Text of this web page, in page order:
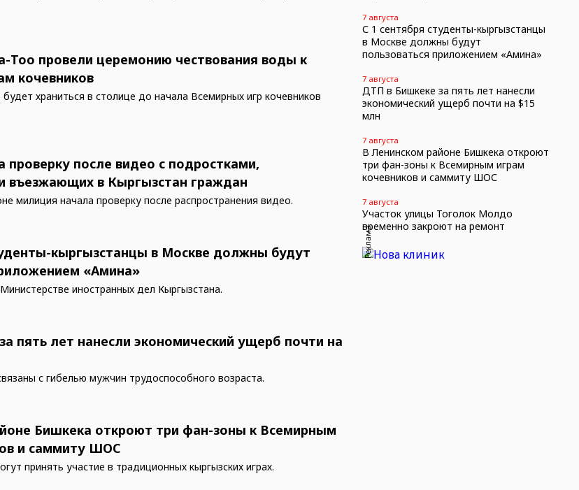
Тоо провели церемонию чествования воды к
кочевников
храниться в столице до начала Всемирных игр кочевников
проверку после видео с подростками,
въезжающих в Кыргызстан граждан
милиция начала проверку после распространения видео.
кыргызстанцы в Москве должны будут
«Амина»
иностранных дел Кыргызстана.
пять лет нанесли экономический ущерб почти на
с гибелью мужчин трудоспособного возраста.
Бишкека откроют три фан-зоны к Всемирным
и саммиту ШОС
принять участие в традиционных кыргызских играх.
7 августа
С 1 сентября студенты-кыргызстанцы
в Москве должны будут
пользоваться приложением «Амина»
7 августа
ДТП в Бишкеке за пять лет нанесли
экономический ущерб почти на $15
млн
7 августа
В Ленинском районе Бишкека откроют
три фан-зоны к Всемирным играм
кочевников и саммиту ШОС
7 августа
Участок улицы Тоголок Молдо
временно закроют на ремонт
Реклама